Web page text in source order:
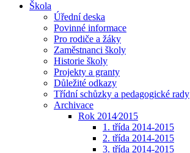
Škola
Úřední deska
Povinné informace
Pro rodiče a žáky
Zaměstnanci školy
Historie školy
Projekty a granty
Důležité odkazy
Třídní schůzky a pedagogické rady
Archivace
Rok 2014⁄2015
1. třída 2014-2015
2. třída 2014-2015
3. třída 2014-2015